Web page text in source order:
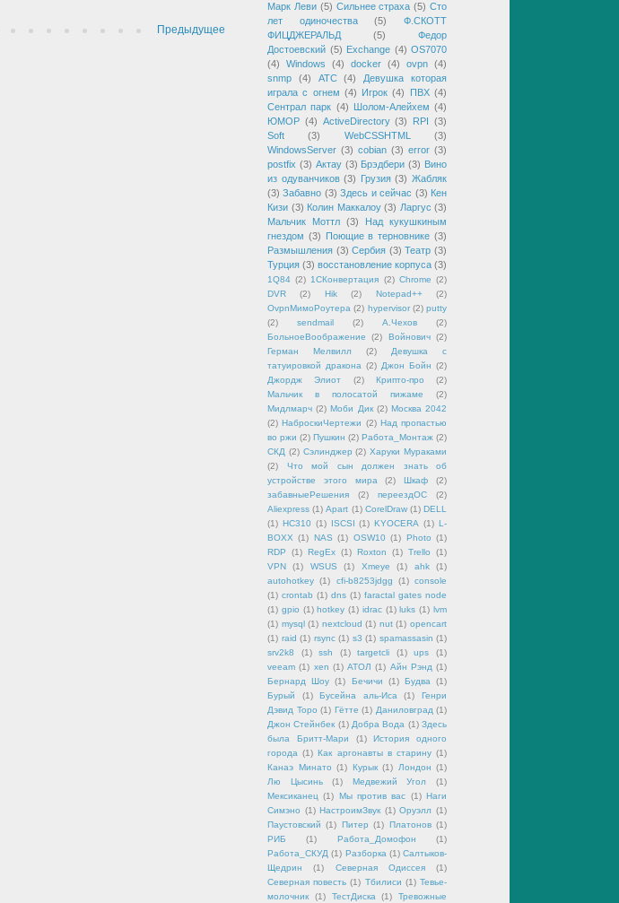
Предыдущее
Марк Леви (5) Сильнее страха (5) Сто
лет одиночества
(5)
Ф.СКОТТ
ФИЦДЖЕРАЛЬД
(5)
Федор
Достоевский (5) Exchange (4) OS7070
(4)
Windows (4) docker (4) ovpn (4)
snmp
(4) АТС (4)
Девушка которая
играла с огнем (4) Игрок (4) ПВХ (4)
Сентрал парк (4) Шолом-Алейхем (4)
ЮМОР (4) ActiveDirectory (3) RPI
(3)
Soft
(3) WebCSSHTML
(3)
WindowsServer (3) cobian (3) error (3)
postfix (3) Актау (3) Брэдбери (3) Вино
из одуванчиков (3) Грузия (3) Жабляк
(3) Забавно (3) Здесь и сейчас (3) Кен
Кизи (3) Колин Маккалоу (3) Ларгус (3)
Мальчик Моттл (3)
Над кукушкиным
гнездом (3) Поющие в терновнике (3)
Размышления (3) Сербия (3) Театр (3)
Турция (3) восстановление корпуса (3)
1Q84 (2) 1СКонвертация (2) Chrome (2)
DVR
(2) Hik (2) Notepad++
(2)
OvpnМимоРоутера (2) hypervisor (2) putty
(2)
sendmail (2) А.Чехов
(2)
БольноеВоображение
(2) Войнович (2)
Герман Мелвилл
(2)
Девушка с
татуировкой дракона (2) Джон Бойн (2)
Джордж Элиот
(2) Крипто-про
(2)
Мальчик в полосатой пижаме
(2)
Мидлмарч (2) Моби Дик (2) Москва 2042
(2) НаброскиЧертежи (2) Над пропастью
во ржи (2) Пушкин (2) Работа_Монтаж (2)
СКД (2) Сэлинджер (2) Харуки Мураками
(2)
Что мой сын должен знать об
устройстве этого мира
(2) Шкаф
(2)
забавныеРешения
(2) переездОС
(2)
Aliexpress (1) Apart (1) CorelDraw (1) DELL
(1) HC310 (1) ISCSI (1) KYOCERA (1) L-
BOXX (1) NAS (1) OSW10 (1) Photo (1)
RDP
(1) RegEx (1) Roxton (1) Trello
(1)
VPN
(1) WSUS (1) Xmeye (1) ahk
(1)
autohotkey (1) cfi-b8253jdgg (1) console
(1) crontab (1) dns (1) faractal gates node
(1) gpio (1) hotkey (1) idrac (1) luks (1) lvm
(1) mysql (1) nextcloud (1) nut (1) opencart
(1) raid (1) rsync (1) s3 (1) spamassasin (1)
srv2k8
(1) ssh (1) targetcli (1) ups
(1)
veeam (1) xen (1) АТОЛ (1) Айн Рэнд (1)
Бернард Шоу (1) Бечичи (1) Будва (1)
Бурый
(1) Бусейна аль-Иса (1)
Генри
Дэвид Торо (1) Гётте (1) Даниловград (1)
Джон Стейнбек (1) Добра Вода (1) Здесь
была Бритт-Мари
(1)
История одного
города (1) Как аргонавты в старину (1)
Канаэ Минато (1) Курык (1) Лондон (1)
Лю Цысинь
(1) Медвежий Угол
(1)
Мексиканец (1) Мы против вас (1) Наги
Симэно (1) НастроимЗвук (1) Оруэлл (1)
Паустовский (1) Питер (1) Платонов (1)
РИБ
(1) Работа_Домофон
(1)
Работа_СКУД (1) Разборка (1) Салтыков-
Щедрин
(1) Северная Одиссея
(1)
Северная повесть (1) Тбилиси (1) Тевье-
молочник
(1) ТестДиска (1)
Тревожные